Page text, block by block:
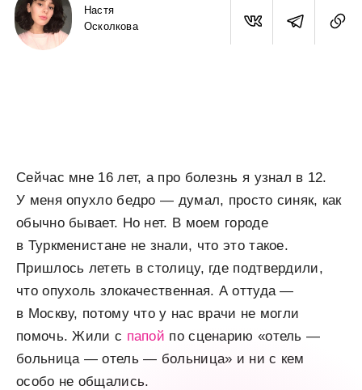
Настя
Осколкова
Сейчас мне 16 лет, а про болезнь я узнал в 12.
У меня опухло бедро — думал, просто синяк, как
обычно бывает. Но нет. В моем городе
в Туркменистане не знали, что это такое.
Пришлось лететь в столицу, где подтвердили,
что опухоль злокачественная. А оттуда —
в Москву, потому что у нас врачи не могли
помочь. Жили с папой по сценарию «отель —
больница — отель — больница» и ни с кем
особо не общались.